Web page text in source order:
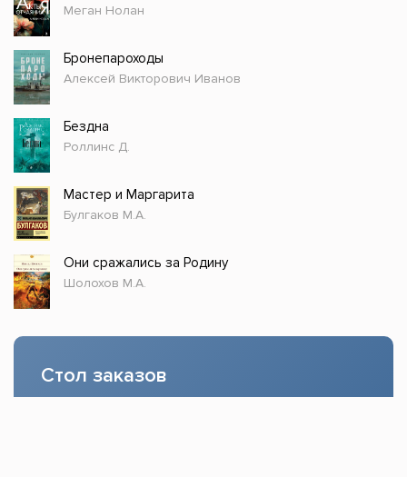
Меган Нолан
Бронепароходы
Алексей Викторович Иванов
Бездна
Роллинс Д.
Мастер и Маргарита
Булгаков М.А.
Они сражались за Родину
Шолохов М.А.
Стол заказов